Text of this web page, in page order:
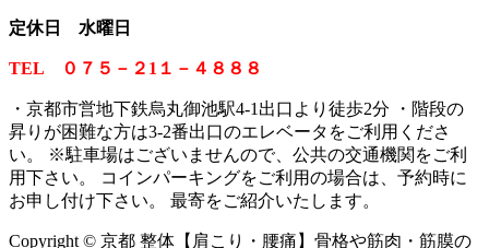
定休日 水曜日
TEL ０７５－２1１－４８８８
・京都市営地下鉄烏丸御池駅4-1出口より徒歩2分 ・階段の
昇りが困難な方は3-2番出口のエレベータをご利用くださ
い。
※駐車場はございませんので、公共の交通機関をご利
用下さい。 コインパーキングをご利用の場合は、予約時に
お申し付け下さい。 最寄をご紹介いたします。
Copyright © 京都 整体【肩こり・腰痛】骨格や筋肉・筋膜の